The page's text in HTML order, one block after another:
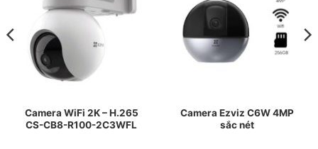
Camera WiFi 2K – H.265
CS-CB8-R100-2C3WFL
Camera Ezviz C6W 4MP
sắc nét